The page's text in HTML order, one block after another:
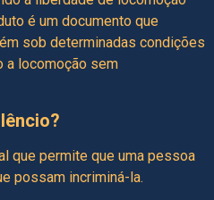
é um documento que
sob determinadas condições
a locomoção sem
que permite que uma pessoa
possam incriminá-la.